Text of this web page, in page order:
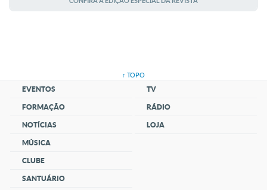
↑ TOPO
EVENTOS
FORMAÇÃO
NOTÍCIAS
MÚSICA
CLUBE
SANTUÁRIO
TV
RÁDIO
LOJA